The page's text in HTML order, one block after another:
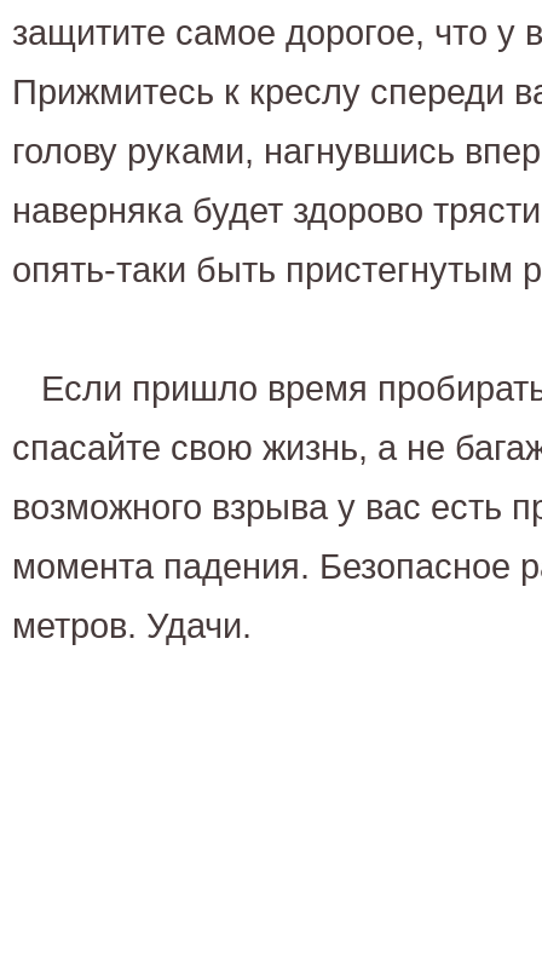
защитите самое дорогое, что у
Прижмитесь к креслу спереди
голову руками, нагнувшись
наверняка будет здорово
опять-таки быть пристегнутым
Если пришло время
спасайте свою жизнь, а не
возможного взрыва у вас есть
момента падения. Безопасное
метров. Удачи.